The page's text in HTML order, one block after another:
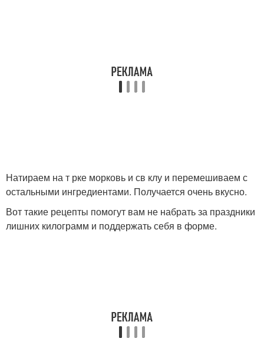
Натираем на т рке морковь и св клу и перемешиваем с
остальными ингредиентами. Получается очень вкусно.
Вот такие рецепты помогут вам не набрать за праздники
лишних килограмм и поддержать себя в форме.